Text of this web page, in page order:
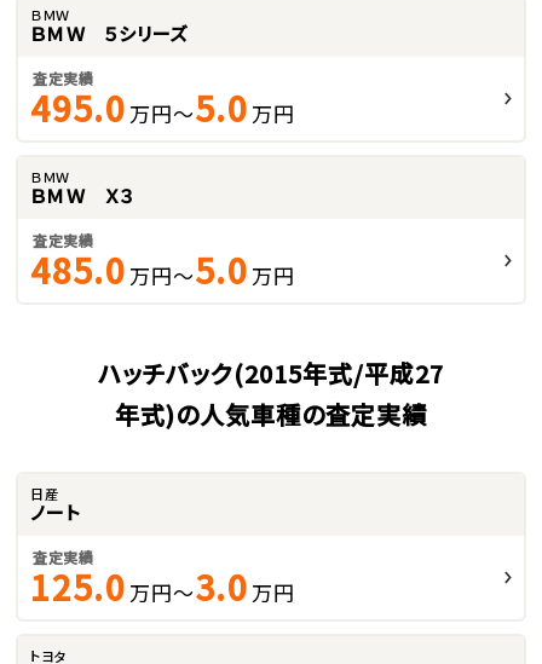
ＢＭＷ
ＢＭＷ ５シリーズ
査定実績
495.0 万円～5.0 万円
ＢＭＷ
ＢＭＷ Ｘ３
査定実績
485.0 万円～5.0 万円
ハッチバック(2015年式/平成27
年式)の人気車種の査定実績
日産
ノート
査定実績
125.0 万円～3.0 万円
トヨタ